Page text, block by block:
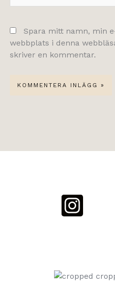
Spara mitt namn, min
webbplats i denna
skriver en kommentar.